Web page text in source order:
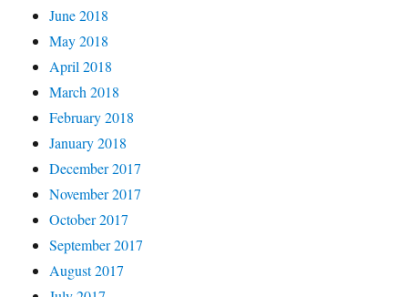
June 2018
May 2018
April 2018
March 2018
February 2018
January 2018
December 2017
November 2017
October 2017
September 2017
August 2017